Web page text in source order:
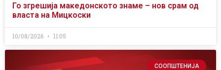
Го згрешија македонското знаме – нов срам од
власта на Мицкоски
10/08/2026 11:05
СООПШТЕНИЈА